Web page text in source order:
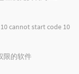
cannot start code 10
限的软件